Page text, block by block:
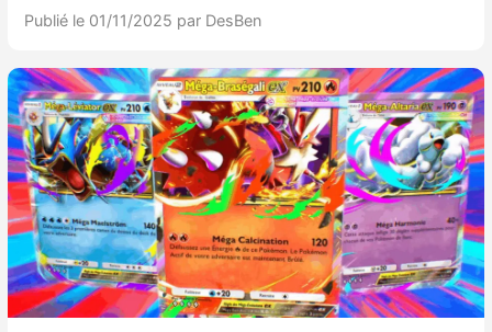
Publié le 01/11/2025 par DesBen